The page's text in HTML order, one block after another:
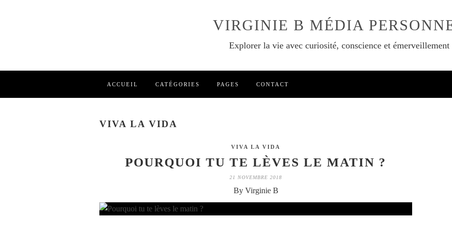
VIRGINIE B MÉDIA
Explorer la vie avec curiosité, conscience et émerveillement
ACCUEIL CATÉGORIES PAGES CONTACT
VIVA LA VIDA
VIVA LA VIDA
POURQUOI TU TE LÈVES LE MATIN ?
21 NOVEMBRE 2018
By Virginie B